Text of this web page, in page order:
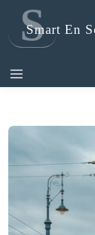
S
Smart En